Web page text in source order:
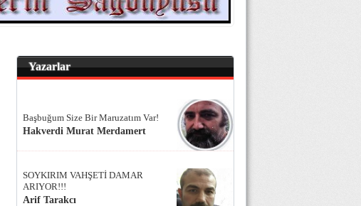
Yazarlar
Başbuğum Size Bir Maruzatım Var!
Hakverdi Murat Merdamert
SOYKIRIM VAHŞETİ DAMAR
ARIYOR!!!
Arif Tarakcı